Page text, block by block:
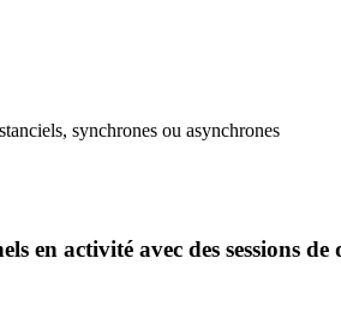
synchrones ou asynchrones
en activité avec des sessions de